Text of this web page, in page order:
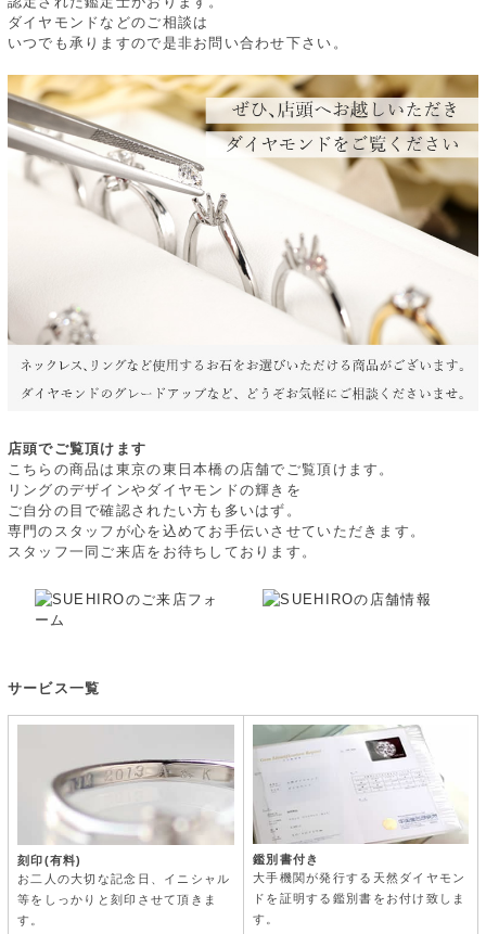
ダイヤモンドなどのご相談は
いつでも承りますので是非お問い合わせ下さい。
店頭でご覧頂けます
こちらの商品は東京の東日本橋の店舗でご覧頂けます。
リングのデザインやダイヤモンドの輝きを
ご自分の目で確認されたい方も多いはず。
専門のスタッフが心を込めてお手伝いさせていただきます。
スタッフ一同ご来店をお待ちしております。
サービス一覧
刻印(有料)
お二人の大切な記念日、イニシャル
等をしっかりと刻印させて頂きま
す。
鑑別書付き
大手機関が発行する天然ダイヤモン
ドを証明する鑑別書をお付け致しま
す。